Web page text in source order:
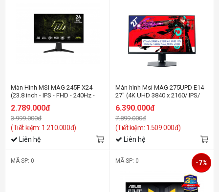
Màn Hình MSI MAG 245F X24
(23.8 inch - IPS - FHD - 240Hz -
0.5ms)
2.789.000đ
3.999.000đ
(Tiết kiệm: 1.210.000đ)
Liên hệ
Màn hình Msi MAG 275UPD E14
27" (4K UHD 3840 x 2160/ IPS/
144Hz/ 1 ms)
6.390.000đ
7.899.000đ
(Tiết kiệm: 1.509.000đ)
Liên hệ
MÃ SP: 0 MÃ SP: 0 -7%